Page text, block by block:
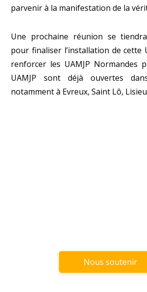
parvenir à la manifestation de la
Une prochaine réunion se
pour finaliser l’installation de cette
renforcer les UAMJP Normandes
UAMJP sont déjà ouvertes
notamment à Evreux, Saint Lô,
Nous soutenir